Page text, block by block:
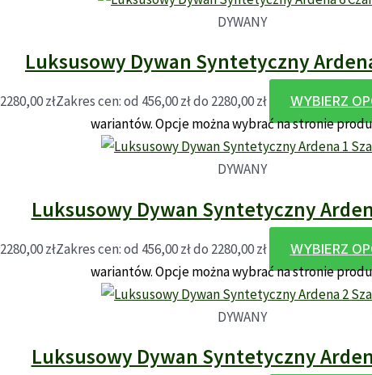
DYWANY
Luksusowy Dywan Syntetyczny
2280,00złZakres cen: od 456,00 zł do 2280,00 zł WYBIERZ
wariantów. Opcje można wybrać na stronie
DYWANY
Luksusowy Dywan Syntetyczny
2280,00złZakres cen: od 456,00 zł do 2280,00 zł WYBIERZ
wariantów. Opcje można wybrać na stronie
DYWANY
Luksusowy Dywan Syntetyczny